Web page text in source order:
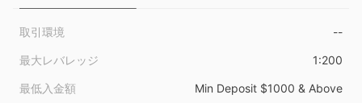
取引環境 --
最大レバレッジ 1:200
最低入金額 Min Deposit $1000 & Above